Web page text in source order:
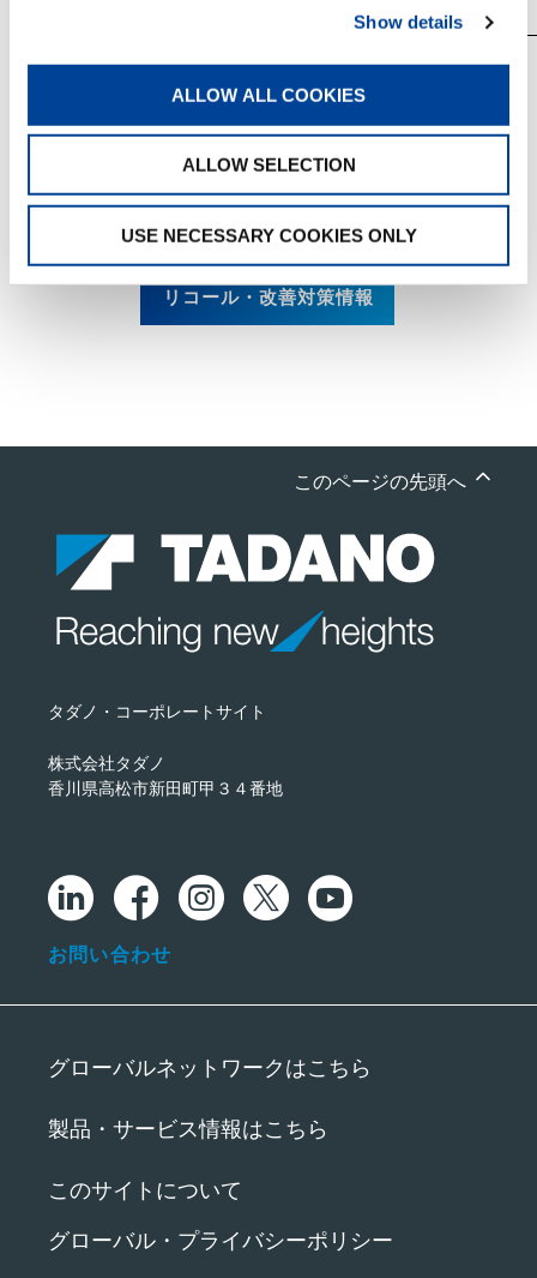
Show details
ALLOW ALL COOKIES
ALLOW SELECTION
USE NECESSARY COOKIES ONLY
【注意事項】
リコール対象車の車台番号の範囲には、対象となら
ない車両も含まれている場合があります。
改善箇所説明図
リコール・改善対策情報
このページの先頭へ
タダノ・コーポレートサイト
株式会社タダノ
香川県高松市新田町甲３４番地
お問い合わせ
グローバルネットワークはこちら
製品・サービス情報はこちら
このサイトについて
グローバル・プライバシーポリシー